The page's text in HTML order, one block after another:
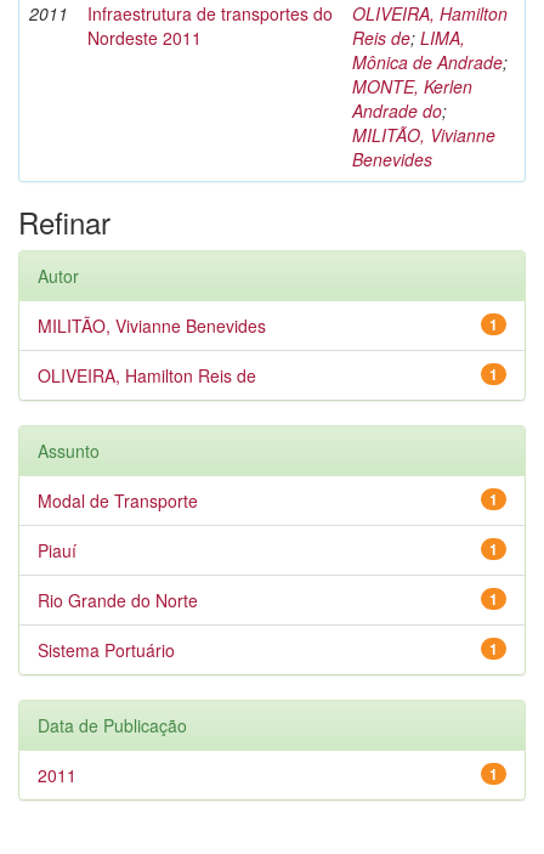
2011
Infraestrutura de transportes do
Nordeste 2011
OLIVEIRA, Hamilton
Reis de; LIMA,
Mônica de Andrade;
MONTE, Kerlen
Andrade do;
MILITÃO, Vivianne
Benevides
Refinar
Autor
1
MILITÃO, Vivianne Benevides
1
OLIVEIRA, Hamilton Reis de
Assunto
1
Modal de Transporte
1
Piauí
1
Rio Grande do Norte
1
Sistema Portuário
Data de Publicação
1
2011